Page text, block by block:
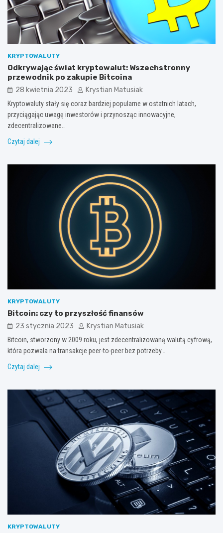
KRYPTOWALUTY
Odkrywając świat kryptowalut: Wszechstronny
przewodnik po zakupie Bitcoina
28 kwietnia 2023 Krystian Matusiak
Kryptowaluty stały się coraz bardziej popularne w ostatnich latach,
przyciągając uwagę inwestorów i przynosząc innowacyjne,
zdecentralizowane…
Czytaj dalej
KRYPTOWALUTY
Bitcoin: czy to przyszłość finansów
23 stycznia 2023 Krystian Matusiak
Bitcoin, stworzony w 2009 roku, jest zdecentralizowaną walutą cyfrową,
która pozwala na transakcje peer-to-peer bez potrzeby…
Czytaj dalej
KRYPTOWALUTY